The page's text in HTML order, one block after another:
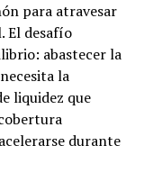
para atravesar
El desafío
abastecer la
la
liquidez que
durante